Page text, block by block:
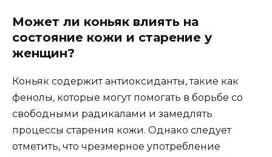
Может ли коньяк влиять на
состояние кожи и старение у
женщин?
Коньяк содержит антиоксиданты, такие как
фенолы, которые могут помогать в борьбе со
свободными радикалами и замедлять
процессы старения кожи. Однако следует
отметить, что чрезмерное употребление